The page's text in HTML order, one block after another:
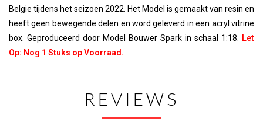
Belgie tijdens het seizoen 2022. Het Model is gemaakt van resin en
heeft geen bewegende delen en word geleverd in een acryl vitrine
box. Geproduceerd door Model Bouwer Spark in schaal 1:18. Let
Op: Nog 1 Stuks op Voorraad.
REVIEWS